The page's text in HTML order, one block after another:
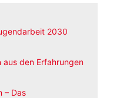
2030
den Erfahrungen
– Das